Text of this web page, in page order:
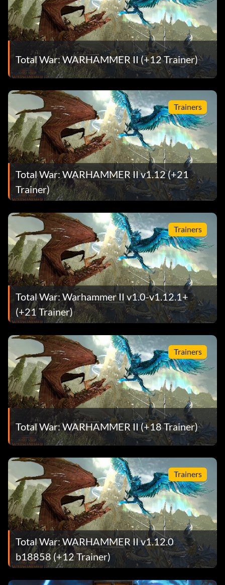
Total War: WARHAMMER II (+12 Trainer)
Trainers
Total War: WARHAMMER II v1.12 (+21
Trainer)
Trainers
Total War: Warhammer II v1.0-v1.12.1+
(+21 Trainer)
Trainers
Total War: WARHAMMER II (+18 Trainer)
Trainers
Total War: WARHAMMER II v1.12.0
b18858 (+12 Trainer)